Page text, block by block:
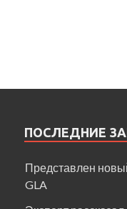
ПОСЛЕДНИЕ
Представлен
GLA